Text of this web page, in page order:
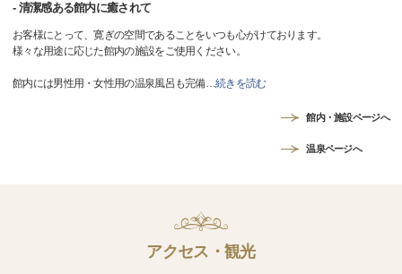
- 清潔感ある館内に癒されて
お客様にとって、寛ぎの空間であることをいつも心がけております。
様々な用途に応じた館内の施設をご使用ください。
館内には男性用・女性用の温泉風呂も完備…続きを読む
館内・施設ページへ
温泉ページへ
アクセス・観光